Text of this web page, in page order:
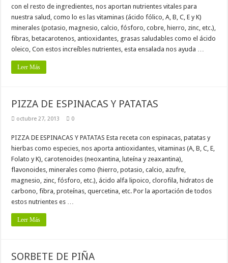
con el resto de ingredientes, nos aportan nutrientes vitales para
nuestra salud, como lo es las vitaminas (ácido fólico, A, B, C, E y K)
minerales (potasio, magnesio, calcio, fósforo, cobre, hierro, zinc, etc.),
fibras, betacarotenos, antioxidantes, grasas saludables como el ácido
oleico, Con estos increíbles nutrientes, esta ensalada nos ayuda …
Leer Más
PIZZA DE ESPINACAS Y PATATAS
octubre 27, 2013 0
PIZZA DE ESPINACAS Y PATATAS Esta receta con espinacas, patatas y
hierbas como especies, nos aporta antioxidantes, vitaminas (A, B, C, E,
Folato y K), carotenoides (neoxantina, luteína y zeaxantina),
flavonoides, minerales como (hierro, potasio, calcio, azufre,
magnesio, zinc, fósforo, etc.), ácido alfa lipoico, clorofila, hidratos de
carbono, fibra, proteínas, quercetina, etc. Por la aportación de todos
estos nutrientes es …
Leer Más
SORBETE DE PIÑA